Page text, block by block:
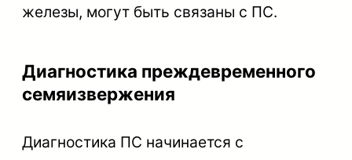
железы, могут быть связаны с ПС.
Диагностика преждевременного
семяизвержения
Диагностика ПС начинается с